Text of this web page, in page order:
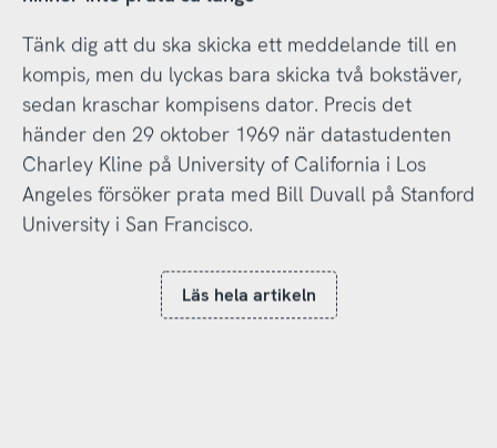
Tänk dig att du ska skicka ett meddelande till en
kompis, men du lyckas bara skicka två bokstäver,
sedan kraschar kompisens dator. Precis det
händer den 29 oktober 1969 när datastudenten
Charley Kline på University of California i Los
Angeles försöker prata med Bill Duvall på Stanford
University i San Francisco.
Läs hela artikeln